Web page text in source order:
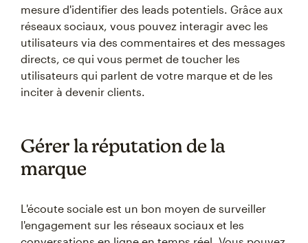
mesure d'identifier des leads potentiels. Grâce aux
réseaux sociaux, vous pouvez interagir avec les
utilisateurs via des commentaires et des messages
directs, ce qui vous permet de toucher les
utilisateurs qui parlent de votre marque et de les
inciter à devenir clients.
Gérer la réputation de la
marque
L'écoute sociale est un bon moyen de surveiller
l'engagement sur les réseaux sociaux et les